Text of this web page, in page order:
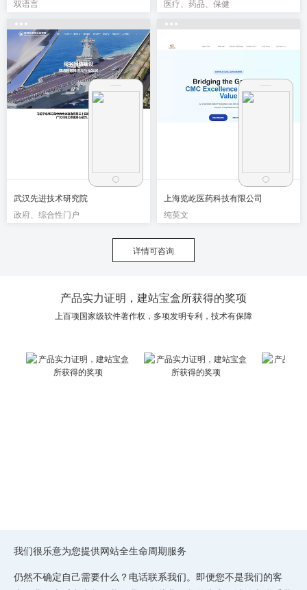
双语言
医疗、药品、保健
武汉先进技术研究院
政府、综合性门户
上海览屹医药科技有限公司
纯英文
详情可咨询
产品实力证明，建站宝盒所获得的奖项
上百项国家级软件著作权，多项发明专利，技术有保障
我们很乐意为您提供网站全生命周期服务
仍然不确定自己需要什么？电话联系我们。即便您不是我们的客